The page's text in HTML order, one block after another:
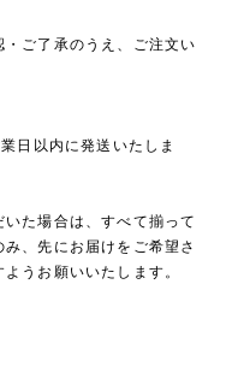
ご了承のうえ、ご注文い
日以内に発送いたしま
た場合は、すべて揃って
、先にお届けをご希望さ
うお願いいたします。